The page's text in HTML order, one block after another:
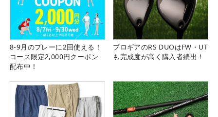
8-9月のプレーに2回使える！
コース限定2,000円クーポン
配布中！
プロギアのRS DUOはFW・UT
も完成度が高く購入者続出！